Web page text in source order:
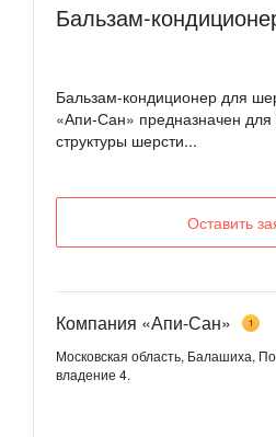
Бальзам-
Бальзам-кондиционер для
«Апи-Сан» предназначен
структуры шерсти...
Оставить
Компания «Апи-Сан» 1
Московская область, Балашиха,
владение 4.